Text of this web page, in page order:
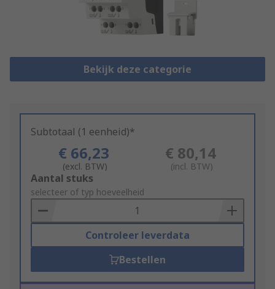
Bekijk deze categorie
Subtotaal (1 eenheid)*
€ 66,23
(excl. BTW)
€ 80,14
(incl. BTW)
Add
to
Basket
Aantal stuks
selecteer of typ hoeveelheid
Controleer leverdata
Bestellen